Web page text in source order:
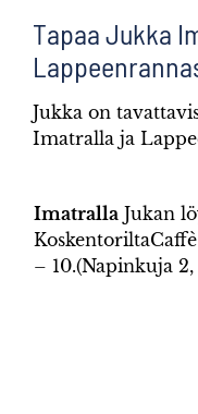
Tapaa Jukka
Jukka on
Imatralla ja
Imatralla Jukan
– 10.(Napinkuja